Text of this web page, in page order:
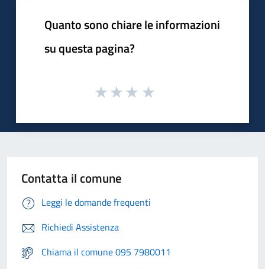
Quanto sono chiare le informazioni
su questa pagina?
Contatta il comune
Leggi le domande frequenti
Richiedi Assistenza
Chiama il comune 095 7980011